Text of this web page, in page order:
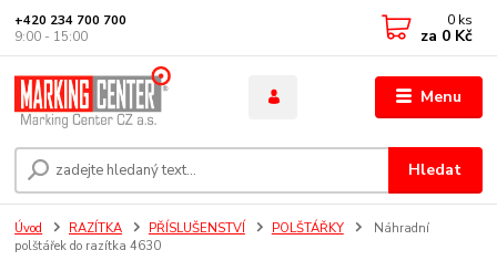
Menu
Hledat
+420 234 700 700
9:00 - 15:00
0 ks
za 0 Kč
Úvod RAZÍTKA PŘÍSLUŠENSTVÍ POLŠTÁŘKY
Náhradní
polštářek do razítka 4630